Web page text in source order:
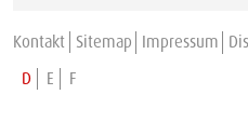
Kontakt Sitemap Impressum
D
E F